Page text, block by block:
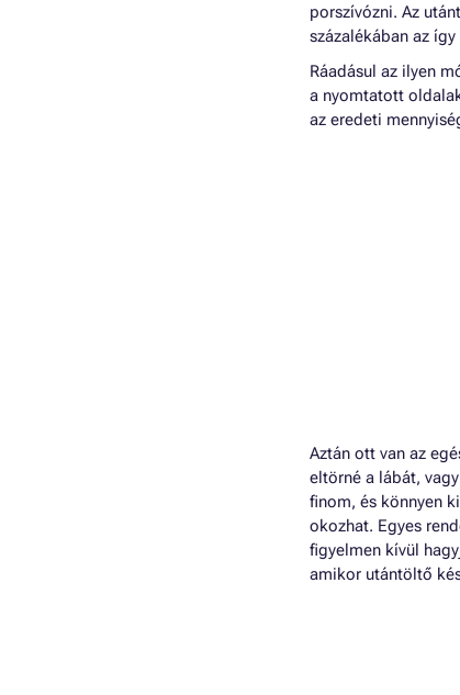
porszívózni. Az
százalékában az
Ráadásul az ilyen
a nyomtatott
az eredeti
Aztán ott van az
eltörné a lábát,
finom, és könnyen
okozhat. Egyes
figyelmen kívül
amikor utántöltő